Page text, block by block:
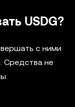
USDG?
с ними
Средства не